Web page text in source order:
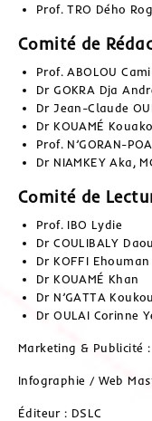
Prof. TRO Dého
Comité de
Prof. ABOLOU
Dr GOKRA Dja
Dr Jean-Claude
Dr KOUAMÉ
Prof. N’GORAN-
Dr NIAMKEY Aka,
Comité de
Prof. IBO Lydie
Dr COULIBALY
Dr KOFFI Ehouman
Dr KOUAMÉ Khan
Dr N’GATTA
Dr OULAI Corinne
Marketing & Publicité :
Infographie / Web
Éditeur : DSLC